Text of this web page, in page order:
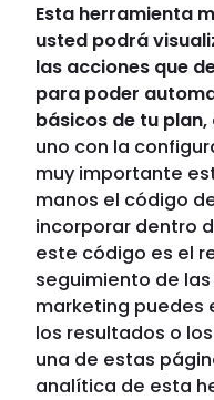
Esta herramienta
usted podrá
las acciones que
para poder
básicos de tu plan,
uno con la
muy importante
manos el código
incorporar dentro
este código es el
seguimiento de
marketing puedes
los resultados o
una de estas
analítica de esta